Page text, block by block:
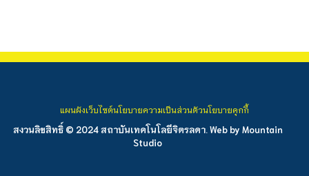
สงวนลิขสิทธิ์ © 2024 สถาบันเทคโนโลยีจิตรลดา. Web by Mountain
Studio
แผนผังเว็บไซต์นโยบายความเป็นส่วนตัวนโยบายคุกกี้